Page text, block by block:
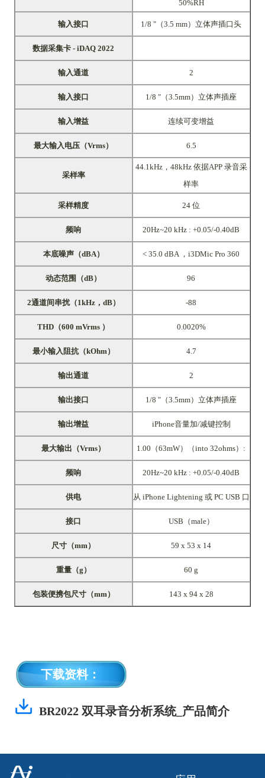
50%RH
输入接口 1/8 " （3.5 mm）立体声插口头
数据采集卡 - iDAQ 2022
输入通道 2
输入接口 1/8 " （3.5mm）立体声插座
输入增益 连续可变增益
最大输入电压（Vrms） 6.5
采样率
44.1kHz，48kHz 依据APP 录音采
样率
采样精度 24 位
频响 20Hz~20 kHz : +0.05/-0.40dB
本底噪声（dBA） < 35.0 dBA ，i3DMic Pro 360
动态范围（dB） 96
2通道间串扰（1kHz，dB） -88
THD（600 mVrms ） 0.0020%
最小输入阻抗（kOhm） 4.7
输出通道 2
输出接口 1/8 " （3.5mm）立体声插座
输出增益 iPhone音量加/减键控制
最大输出（Vrms） 1.00（63mW）（into 32ohms）:
频响 20Hz~20 kHz : +0.05/-0.40dB
供电 从 iPhone Lightening 或 PC USB 口
接口 USB（male）
尺寸（mm） 59 x 53 x 14
重量（g） 60 g
包装便携包尺寸（mm） 143 x 94 x 28
下载资料：
BR2022 双耳录音分析系统_产品简介